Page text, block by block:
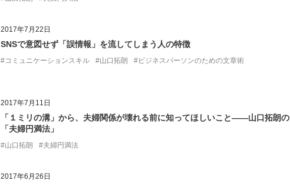
2017年7月22日
SNSで意図せず「誤情報」を流してしまう人の特徴
#コミュニケーションスキル #山口拓朗 #ビジネスパーソンのための文章術
2017年7月11日
「１ミリの溝」から、夫婦関係が壊れる前に知ってほしいこと――山口拓朗の
「夫婦円満法」
#山口拓朗 #夫婦円満法
2017年6月26日